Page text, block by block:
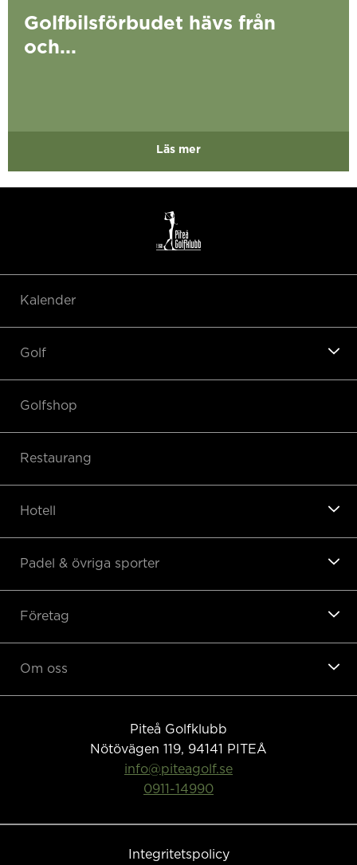
Golfbilsförbudet hävs från
och...
Läs mer
Kalender
Golf
Golfshop
Restaurang
Hotell
Padel & övriga sporter
Företag
Om oss
Piteå Golfklubb
Nötövägen 119, 94141
PITEÅ
info@piteagolf.se
0911-14990
Integritetspolicy